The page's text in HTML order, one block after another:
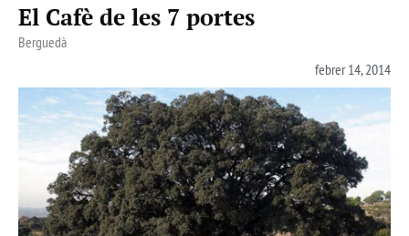
El Cafè de les 7 portes
Berguedà
febrer 14, 2014